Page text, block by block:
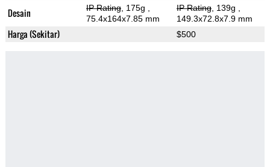
Desain IP Rating, 175g
75.4x164x7.85 mm
IP Rating, 139g
149.3x72.8x7.9 mm
Harga (Sekitar) $500